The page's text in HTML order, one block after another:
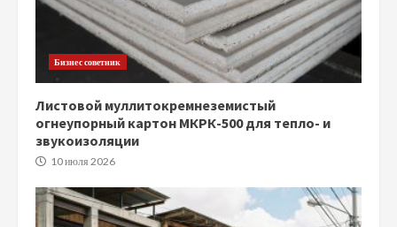
Бизнес советник
Листовой муллитокремнеземистый
огнеупорный картон МКРК-500 для тепло- и
звукоизоляции
10 июля 2026